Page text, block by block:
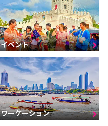
イベント
ワーケーション